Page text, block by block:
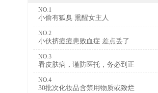
NO.1
小偷有狐臭 熏醒女主人
NO.2
小伙挤痘痘患败血症 差点丢了
NO.3
看皮肤病，谨防医托，务必到正
NO.4
30批次化妆品含禁用物质或致烂